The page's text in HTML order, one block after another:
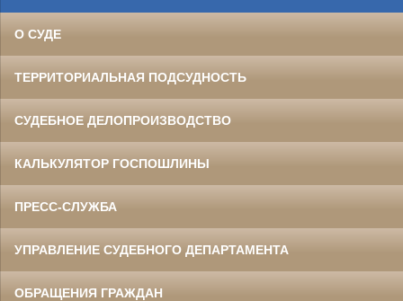
О СУДЕ
ТЕРРИТОРИАЛЬНАЯ ПОДСУДНОСТЬ
СУДЕБНОЕ ДЕЛОПРОИЗВОДСТВО
КАЛЬКУЛЯТОР ГОСПОШЛИНЫ
ПРЕСС-СЛУЖБА
УПРАВЛЕНИЕ СУДЕБНОГО ДЕПАРТАМЕНТА
ОБРАЩЕНИЯ ГРАЖДАН